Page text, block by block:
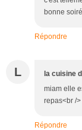
bonne
Répondre
L la cuisine
miam elle
repas<br /
Répondre